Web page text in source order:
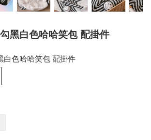
黑白色哈哈笑包 配掛件
白色哈哈笑包 配掛件